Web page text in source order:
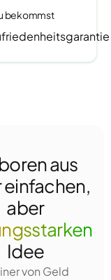
bekommst
aus
einfachen,
aber
Idee
von Geld